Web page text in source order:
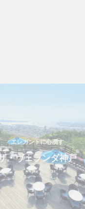
エレガントに心潤す
ヴェランダ神戸